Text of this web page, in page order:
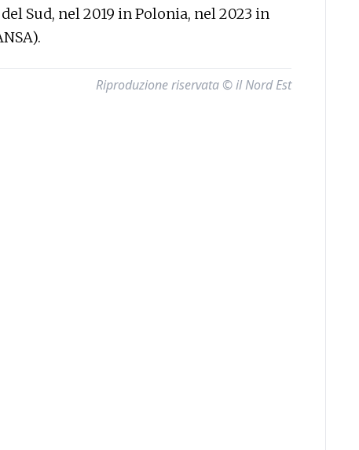
Sud, nel 2019 in Polonia, nel 2023 in
Riproduzione riservata © il Nord Est